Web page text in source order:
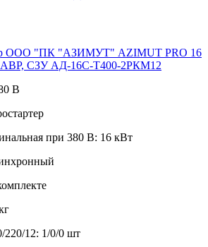
ООО "ПК "АЗИМУТ" AZIMUT PRO 16
АВР, СЗУ АД-16С-Т400-2РКМ12
В
при 380 В: 16 кВт
220/12: 1/0/0 шт